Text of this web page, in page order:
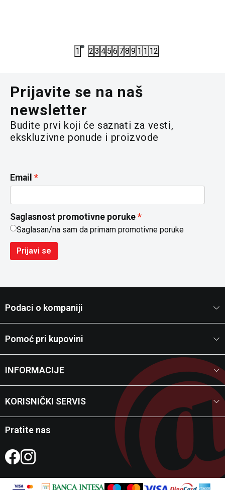
1 2 3 4 5 6 78 9 101112
Prijavite se na naš
newsletter
Budite prvi koji će saznati za vesti,
ekskluzivne ponude i proizvode
Email
Saglasnost promotivne poruke
Saglasan/na sam da primam promotivne poruke
Prijavi se
Podaci o kompaniji
Pomoć pri kupovini
INFORMACIJE
KORISNIČKI SERVIS
Pratite nas